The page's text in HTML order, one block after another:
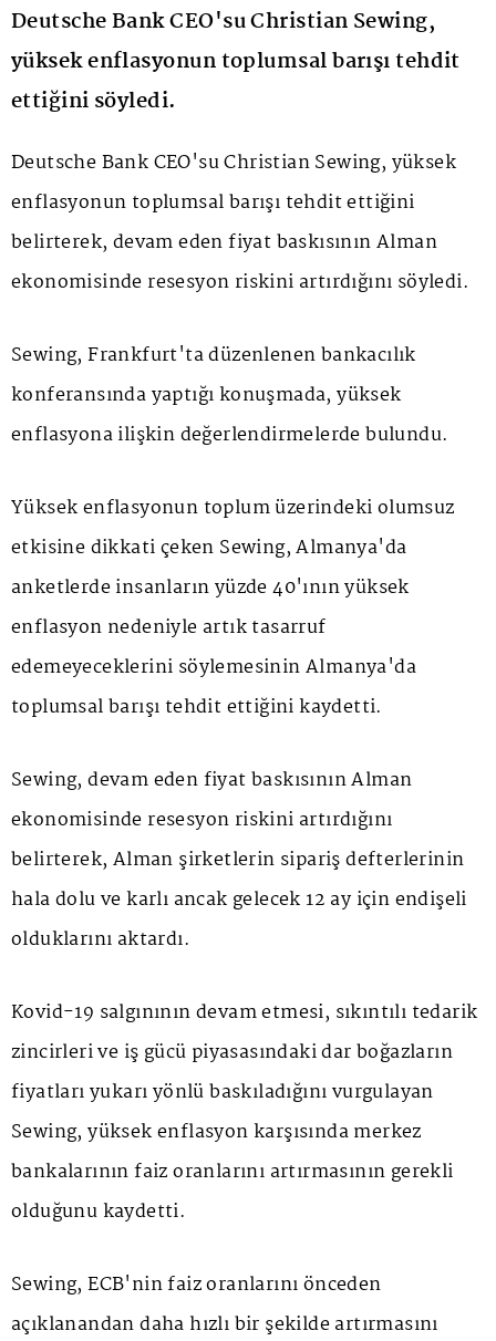
Deutsche Bank CEO'su Christian Sewing,
yüksek enflasyonun toplumsal barışı tehdit
ettiğini söyledi.
Deutsche Bank CEO'su Christian Sewing, yüksek
enflasyonun toplumsal barışı tehdit ettiğini
belirterek, devam eden fiyat baskısının Alman
ekonomisinde resesyon riskini artırdığını söyledi.
Sewing, Frankfurt'ta düzenlenen bankacılık
konferansında yaptığı konuşmada, yüksek
enflasyona ilişkin değerlendirmelerde bulundu.
Yüksek enflasyonun toplum üzerindeki olumsuz
etkisine dikkati çeken Sewing, Almanya'da
anketlerde insanların yüzde 40'ının yüksek
enflasyon nedeniyle artık tasarruf
edemeyeceklerini söylemesinin Almanya'da
toplumsal barışı tehdit ettiğini kaydetti.
Sewing, devam eden fiyat baskısının Alman
ekonomisinde resesyon riskini artırdığını
belirterek, Alman şirketlerin sipariş defterlerinin
hala dolu ve karlı ancak gelecek 12 ay için endişeli
olduklarını aktardı.
Kovid-19 salgınının devam etmesi, sıkıntılı tedarik
zincirleri ve iş gücü piyasasındaki dar boğazların
fiyatları yukarı yönlü baskıladığını vurgulayan
Sewing, yüksek enflasyon karşısında merkez
bankalarının faiz oranlarını artırmasının gerekli
olduğunu kaydetti.
Sewing, ECB'nin faiz oranlarını önceden
açıklanandan daha hızlı bir şekilde artırmasını